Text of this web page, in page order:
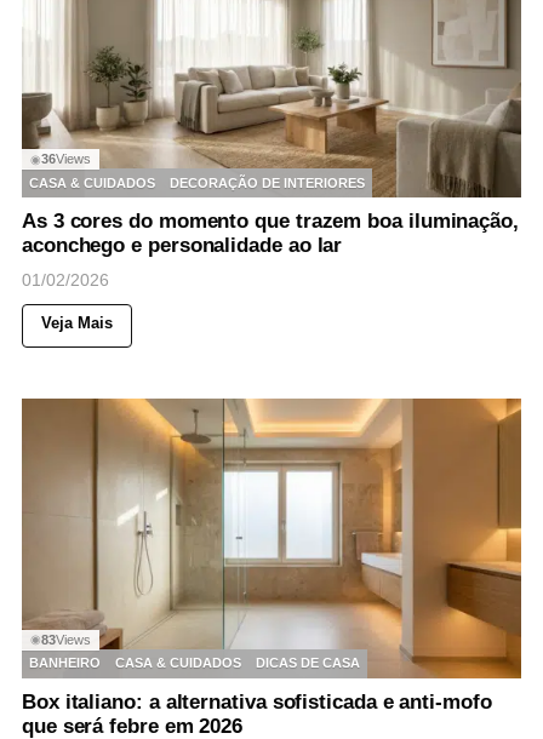
◉36Views
CASA & CUIDADOS
DECORAÇÃO DE INTERIORES
As 3 cores do momento que trazem boa iluminação,
aconchego e personalidade ao lar
01/02/2026
Veja Mais
◉83Views
BANHEIRO
CASA & CUIDADOS DICAS DE CASA
Box italiano: a alternativa sofisticada e anti-mofo
que será febre em 2026